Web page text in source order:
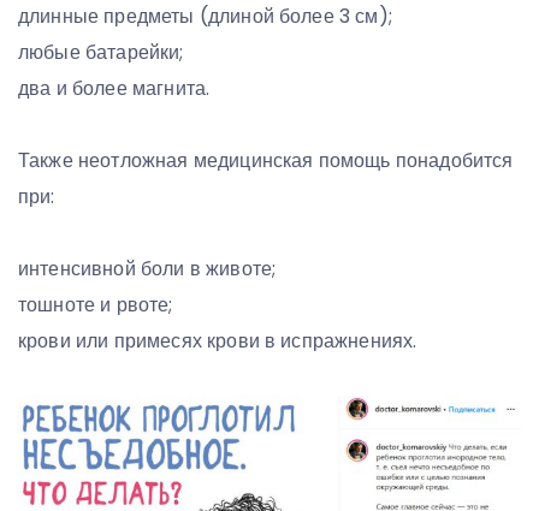
длинные предметы (длиной более 3 см);⁣
любые батарейки;⁣
два и более магнита.⁣
Также неотложная медицинская помощь понадобится
при:
интенсивной боли в животе;⁣
тошноте и рвоте;⁣
крови или примесях крови в испражнениях.⁣